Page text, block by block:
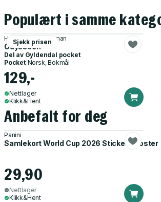
Populært i samme
Sjekk prisen
Homer, John Flaxman
Odysseen
Del av Gyldendal pocket
Pocket| Norsk, Bokmål
129,-
Nettlager
Klikk&Hent
Anbefalt for deg
Panini
Samlekort World Cup 2026 Sticker Booster
29,90
Nettlager
Klikk&Hent